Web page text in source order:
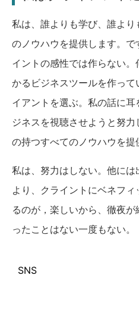
私は、誰よりも学び、誰よ
のノウハウを提供します。
イントの感性では作らない
かるビジネスツールを作っ
イアントを選ぶ。私の話に
ジネスを視聴させようと努
の持つすべてのノウハウを提
私は、努力はしない。他に
より、クライントにベネフ
るのが，楽しいから、徹夜
ったことはない一度もない。
SNS